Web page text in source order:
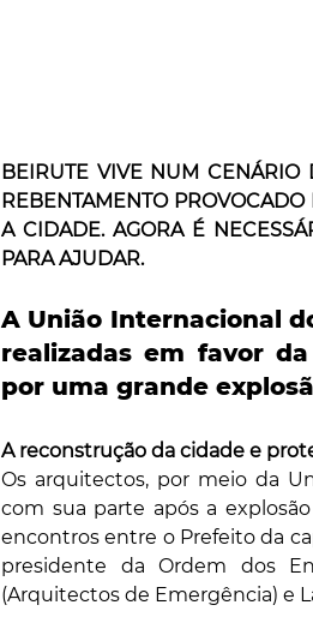
BEIRUTE VIVE NUM CENÁRIO
REBENTAMENTO
A CIDADE. AGORA É
PARA AJUDAR.
A União Internacional
realizadas em favor
por uma grande
A reconstrução da cidade e
Os arquitectos, por meio da
com sua parte após a
encontros entre o Prefeito da
presidente da Ordem dos
(Arquitectos de Emergência) e